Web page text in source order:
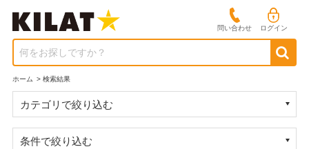
問い合わせ ログイン
何をお探しですか？
ホーム > 検索結果
カテゴリで絞り込む
条件で絞り込む